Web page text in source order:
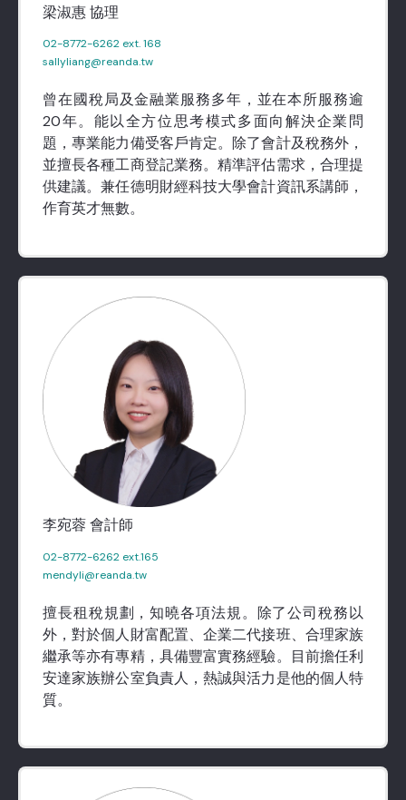
梁淑惠 協理
02-8772-6262 ext. 168
sallyliang@reanda.tw
曾在國稅局及金融業服務多年，並在本所服務逾
20年。能以全方位思考模式多面向解決企業問
題，專業能力備受客戶肯定。除了會計及稅務外，
並擅長各種工商登記業務。精準評估需求，合理提
供建議。兼任德明財經科技大學會計資訊系講師，
作育英才無數。
李宛蓉 會計師
02-8772-6262 ext.165
mendyli@reanda.tw
擅長租稅規劃，知曉各項法規。除了公司稅務以
外，對於個人財富配置、企業二代接班、合理家族
繼承等亦有專精，具備豐富實務經驗。目前擔任利
安達家族辦公室負責人，熱誠與活力是他的個人特
質。